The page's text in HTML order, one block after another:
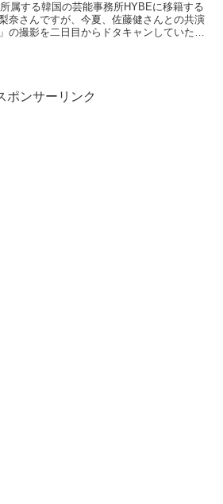
属する韓国の芸能事務所HYBEに移籍する
奈さんですが、今夏、佐藤健さんとの共演
の撮影を二日目からドタキャンしていたと
ポンサーリンク